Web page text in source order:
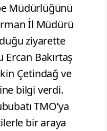
Müdürlüğünü
İl Müdürü
ziyarette
Bakırtaş
Çetindağ ve
bilgi verdi.
TMO’ya
bir araya